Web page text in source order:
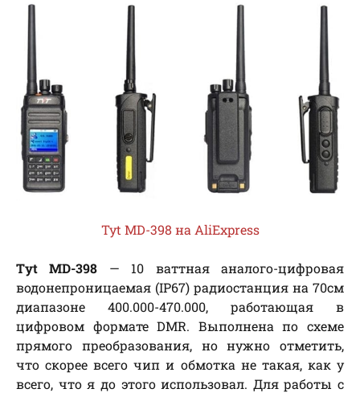
Tyt MD-398 на AliExpress
Tyt MD-398 — 10 ваттная аналого-цифровая
водонепроницаемая (IP67) радиостанция на 70см
диапазоне 400.000-470.000, работающая в
цифровом формате DMR. Выполнена по схеме
прямого преобразования, но нужно отметить,
что скорее всего чип и обмотка не такая, как у
всего, что я до этого использовал. Для работы с